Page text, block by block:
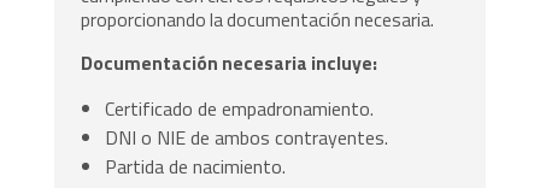
proporcionando la documentación necesaria.
Documentación necesaria incluye:
Certificado de empadronamiento.
DNI o NIE de ambos contrayentes.
Partida de nacimiento.